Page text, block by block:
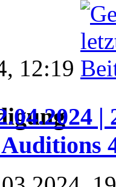
12:19
|